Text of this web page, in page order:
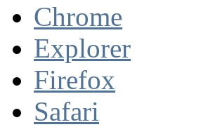
Chrome
Explorer
Firefox
Safari